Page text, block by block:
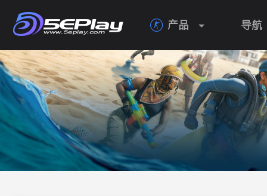
 产品 导航